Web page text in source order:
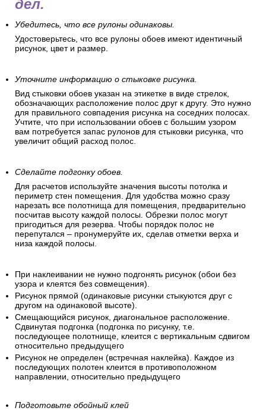
дел.
Убедитесь, что все рулоны одинаковы.
Удостоверьтесь, что все рулоны обоев имеют идентичный
рисунок, цвет и размер.
Уточните информацию о стыковке рисунка.
Вид стыковки обоев указан на этикетке в виде стрелок,
обозначающих расположение полос друг к другу. Это нужно
для правильного совпадения рисунка на соседних полосах.
Учтите, что при использовании обоев с большим узором
вам потребуется запас рулонов для стыковки рисунка, что
увеличит общий расход полос.
Сделайте подгонку обоев.
Для расчетов используйте значения высоты потолка и
периметр стен помещения. Для удобства можно сразу
нарезать все полотнища для помещения, предварительно
посчитав высоту каждой полосы. Обрезки полос могут
пригодиться для резерва. Чтобы порядок полос не
перепутался – пронумеруйте их, сделав отметки верха и
низа каждой полосы.
При наклеивании не нужно подгонять рисунок (обои без
узора и клеятся без совмещения).
Рисунок прямой (одинаковые рисунки стыкуются друг с
другом на одинаковой высоте).
Смещающийся рисунок, диагональное расположение.
Сдвинутая подгонка (подгонка по рисунку, т.е.
последующее полотнище, клеится с вертикальным сдвигом
относительно предыдущего
Рисунок не определен (встречная наклейка). Каждое из
последующих полотен клеится в противоположном
направлении, относительно предыдущего
Подготовьте обойный клей